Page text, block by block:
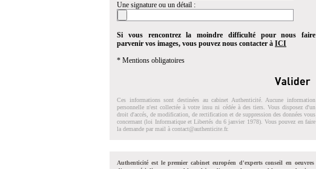
Une signature ou un détail :
Si vous rencontrez la moindre difficulté pour nous faire
parvenir vos images, vous pouvez nous contacter à ICI
* Mentions obligatoires
Ces informations sont destinées au cabinet Authenticité. Aucune information
personnelle n'est collectée à votre insu ni cédée à des tiers. Vous disposez d'un
droit d'accés, de modification, de rectification et de suppression des données vous
concernant (loi Informatique et Libertés du 6 janvier 1978). Vous pouvez en faire
la demande par mail à contact@authenticite.fr.
Authenticité est le premier cabinet européen d'experts conseil en oeuvres